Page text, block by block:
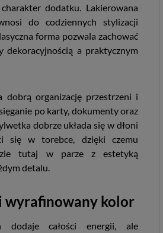
dodatku. Lakierowana
do codziennych stylizacji
forma pozwala zachować
dekoracyjnością a praktycznym
dobrą organizację przestrzeni i
po karty, dokumenty oraz
dobrze układa się w dłoni
się w torebce, dzięki czemu
tutaj w parze z estetyką
detalu.
wyrafinowany kolor
dodaje całości energii, ale